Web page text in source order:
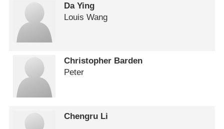
Da Ying
Louis Wang
Christopher Barden
Peter
Chengru Li